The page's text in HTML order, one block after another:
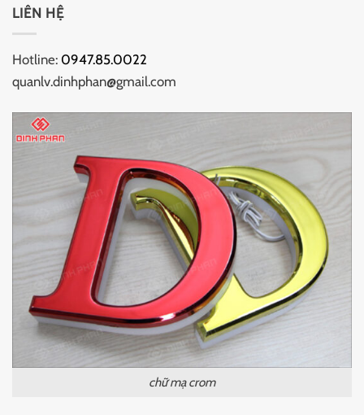
LIÊN HỆ
Hotline: 0947.85.0022
quanlv.dinhphan@gmail.com
chữ mạ crom